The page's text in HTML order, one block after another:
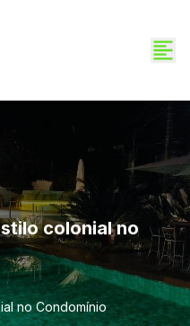
colonial no
no Condomínio